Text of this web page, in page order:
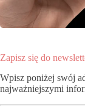
Zapisz się do
Wpisz poniżej swój
najważniejszymi